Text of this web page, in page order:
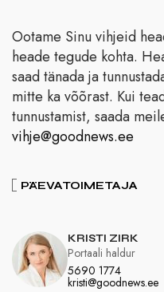
Ootame Sinu vihjeid
heade tegude kohta.
saad tänada ja
mitte ka võõrast. Kui
tunnustamist, saada
vihje@goodnews.ee
PÄEVATOIMETAJA
KRISTI ZIRK
5690 1774
kristi@goodnews.ee
Portaali haldur